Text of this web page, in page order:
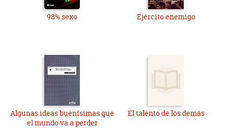
98% sexo Ejército enemigo
Algunas ideas buenísimas que
el mundo va a perder
El talento de los demás